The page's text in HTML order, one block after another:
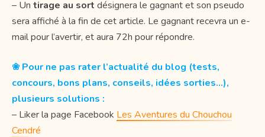
– Un tirage au sort désignera le gagnant et son pseudo
sera affiché à la fin de cet article. Le gagnant recevra un e-
mail pour l’avertir, et aura 72h pour répondre.
❀ Pour ne pas rater l’actualité du blog (tests,
concours, bons plans, conseils, idées sorties…),
plusieurs solutions :
– Liker la page Facebook Les Aventures du Chouchou
Cendré